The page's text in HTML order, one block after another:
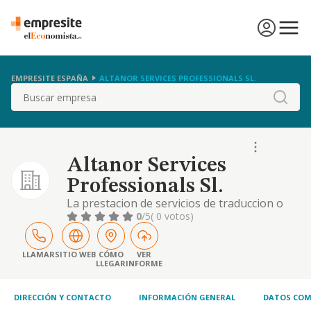
EMPRESITE ESPAÑA ALTANOR SERVICES PROFESSIONALS SL.
Buscar
Altanor Services
Professionals Sl.
La prestacion de servicios de traduccion o
interprete, prestados tanto en españa como
en el extranjero, actuando como mediador
entre varias personas, sociedades o
organismos, tanto publicos como privados
0/5( 0 votos)
LLAMARSITIO WEB CÓMO
LLEGAR
VER
INFORME
DIRECCIÓN Y CONTACTO INFORMACIÓN GENERAL DATOS